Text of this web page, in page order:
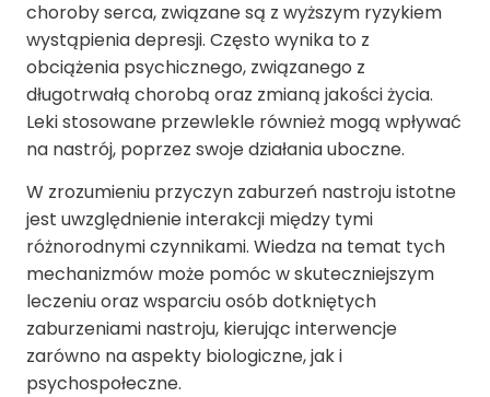
choroby serca, związane są z wyższym ryzykiem
wystąpienia depresji. Często wynika to z
obciążenia psychicznego, związanego z
długotrwałą chorobą oraz zmianą jakości życia.
Leki stosowane przewlekle również mogą wpływać
na nastrój, poprzez swoje działania uboczne.
W zrozumieniu przyczyn zaburzeń nastroju istotne
jest uwzględnienie interakcji między tymi
różnorodnymi czynnikami. Wiedza na temat tych
mechanizmów może pomóc w skuteczniejszym
leczeniu oraz wsparciu osób dotkniętych
zaburzeniami nastroju, kierując interwencje
zarówno na aspekty biologiczne, jak i
psychospołeczne.